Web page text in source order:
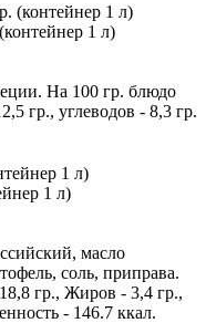
1 л)
На 100 гр. блюдо
гр., углеводов - 8,3 гр.
1 л)
масло
соль, приправа.
гр., Жиров - 3,4 гр.,
- 146.7 ккал.